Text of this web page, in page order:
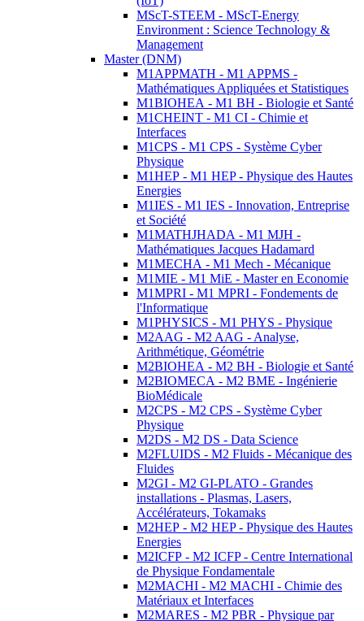
MScT-STEEM - MScT-Energy
Environment : Science Technology &
Management
Master (DNM)
M1APPMATH - M1 APPMS -
Mathématiques Appliquées et Statistiques
M1BIOHEA - M1 BH - Biologie et Santé
M1CHEINT - M1 CI - Chimie et
Interfaces
M1CPS - M1 CPS - Système Cyber
Physique
M1HEP - M1 HEP - Physique des Hautes
Energies
M1IES - M1 IES - Innovation, Entreprise
et Société
M1MATHJHADA - M1 MJH -
Mathématiques Jacques Hadamard
M1MECHA - M1 Mech - Mécanique
M1MIE - M1 MiE - Master en Economie
M1MPRI - M1 MPRI - Fondements de
l'Informatique
M1PHYSICS - M1 PHYS - Physique
M2AAG - M2 AAG - Analyse,
Arithmétique, Géométrie
M2BIOHEA - M2 BH - Biologie et Santé
M2BIOMECA - M2 BME - Ingénierie
BioMédicale
M2CPS - M2 CPS - Système Cyber
Physique
M2DS - M2 DS - Data Science
M2FLUIDS - M2 Fluids - Mécanique des
Fluides
M2GI - M2 GI-PLATO - Grandes
installations - Plasmas, Lasers,
Accélérateurs, Tokamaks
M2HEP - M2 HEP - Physique des Hautes
Energies
M2ICFP - M2 ICFP - Centre International
de Physique Fondamentale
M2MACHI - M2 MACHI - Chimie des
Matériaux et Interfaces
M2MARES - M2 PBR - Physique par